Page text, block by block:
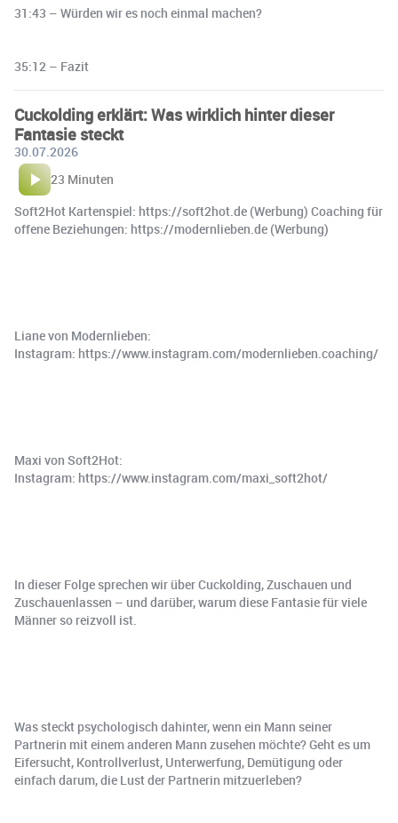
31:43 – Würden wir es noch einmal machen?
35:12 – Fazit
Cuckolding erklärt: Was wirklich hinter dieser
Fantasie steckt
30.07.2026
23 Minuten
Soft2Hot Kartenspiel: https://soft2hot.de (Werbung) Coaching für
offene Beziehungen: https://modernlieben.de (Werbung)
Liane von Modernlieben:
Instagram: https://www.instagram.com/modernlieben.coaching/
Maxi von Soft2Hot:
Instagram: https://www.instagram.com/maxi_soft2hot/
In dieser Folge sprechen wir über Cuckolding, Zuschauen und
Zuschauenlassen – und darüber, warum diese Fantasie für viele
Männer so reizvoll ist.
Was steckt psychologisch dahinter, wenn ein Mann seiner
Partnerin mit einem anderen Mann zusehen möchte? Geht es um
Eifersucht, Kontrollverlust, Unterwerfung, Demütigung oder
einfach darum, die Lust der Partnerin mitzuerleben?